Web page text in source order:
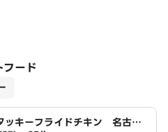
ード
ッキーフライドチキン 名古屋